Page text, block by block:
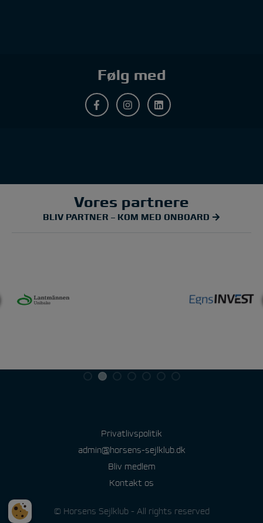
Følg med
Vores partnere
BLIV PARTNER – KOM MED ONBOARD
Privatlivspolitik
admin@horsens-sejlklub.dk
© Horsens Sejlklub - All rights reserved
Bliv medlem
Kontakt os